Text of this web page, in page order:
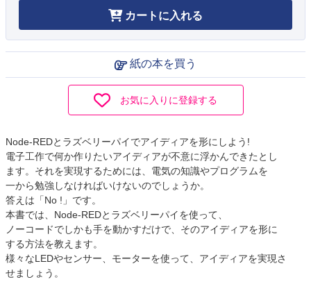
カートに入れる
紙の本を買う
お気に入りに登録する
Node-REDとラズベリーパイでアイディアを形にしよう!
電子工作で何か作りたいアイディアが不意に浮かんできたとし
ます。それを実現するためには、電気の知識やプログラムを
一から勉強しなければいけないのでしょうか。
答えは「No !」です。
本書では、Node-REDとラズベリーパイを使って、
ノーコードでしかも手を動かすだけで、そのアイディアを形に
する方法を教えます。
様々なLEDやセンサー、モーターを使って、アイディアを実現さ
せましょう。